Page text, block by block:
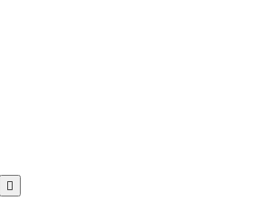
